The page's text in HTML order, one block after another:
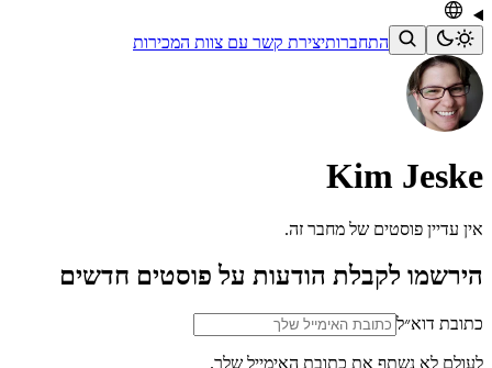
התחברותיצירת קשר עם צוות המכירות
Kim Jeske
אין עדיין פוסטים של מחבר זה.
הירשמו לקבלת הודעות על פוסטים חדשים
כתובת דוא״ל
לעולם לא נשתף את כתובת האימייל שלך.